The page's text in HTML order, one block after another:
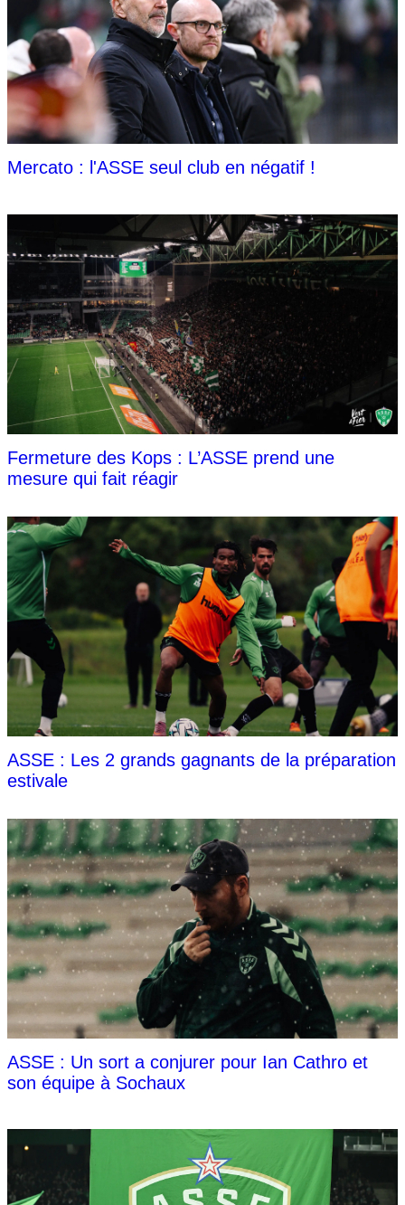
Mercato : l'ASSE seul club en négatif !
Fermeture des Kops : L’ASSE prend une
mesure qui fait réagir
ASSE : Les 2 grands gagnants de la préparation
estivale
ASSE : Un sort a conjurer pour Ian Cathro et
son équipe à Sochaux